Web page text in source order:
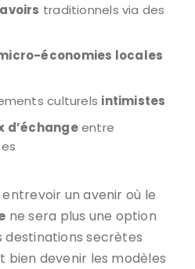
traditionnels via des
économies locales
culturels intimistes
d’échangeentre
un avenir où le
ne sera plus une option
destinations secrètes
bien devenir les modèles